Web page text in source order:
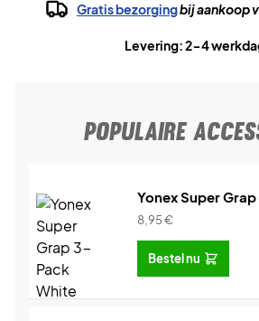
Gratis bezorgingbij aankoop
Levering: 2-4
POPULAIRE
Yonex Super
8,95€
Bestel nu